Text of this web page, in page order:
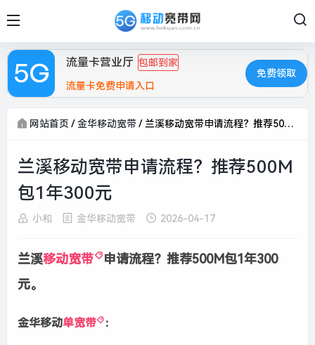
流量卡营业厅 包邮到家
流量卡免费申请入口
免费领取
网站首页 /金华移动宽带/ 兰溪移动宽带申请流程？推荐500M包1年300元
兰溪移动宽带申请流程？推荐500M
包1年300元
小和 金华移动宽带 2026-04-17
兰溪移动宽带
申请流程？推荐500M包1年300
元。
金华移动单宽带 ：